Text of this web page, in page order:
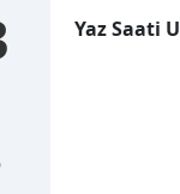
Yaz Saati